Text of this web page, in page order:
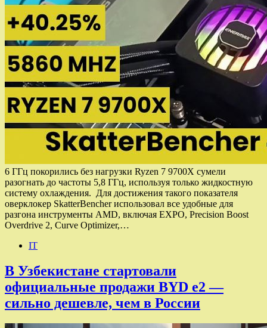
6 ГГц покорились без нагрузки Ryzen 7 9700X сумели
разогнать до частоты 5,8 ГГц, используя только жидкостную
систему охлаждения. Для достижения такого показателя
оверклокер SkatterBencher использовал все удобные для
разгона инструменты AMD, включая EXPO, Precision Boost
Overdrive 2, Curve Optimizer,…
IT
В Узбекистане стартовали
официальные продажи BYD e2 —
сильно дешевле, чем в России